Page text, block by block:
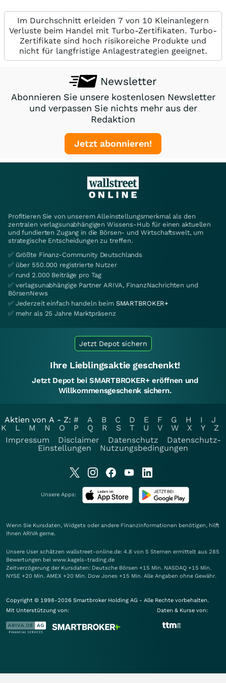
Im Durchschnitt erleiden 7 von 10 Kleinanlegern
Verluste beim Handel mit Turbo-Zertifikaten. Turbo-
Zertifikate sind hoch risikoreiche Produkte und
nicht für langfristige Anlagestrategien geeignet.
Newsletter
Abonnieren Sie unsere kostenlosen Newsletter
und verpassen Sie nichts mehr aus der
Redaktion
Jetzt abonnieren!
Profitieren Sie von unserem Alleinstellungsmerkmal als den
zentralen verlagsunabhängigen Wissens-Hub für einen aktuellen
und fundierten Zugang in die Börsen- und Wirtschaftswelt, um
strategische Entscheidungen zu treffen.
✅ Größte Finanz-Community Deutschlands
✅ über 550.000 registrierte Nutzer
✅ rund 2.000 Beiträge pro Tag
✅ verlagsunabhängige Partner ARIVA, FinanzNachrichten und
BörsenNews
✅ Jederzeit einfach handeln beim SMARTBROKER+
✅ mehr als 25 Jahre Marktpräsenz
Jetzt Depot sichern
Ihre Lieblingsaktie geschenkt!
Jetzt Depot bei SMARTBROKER+ eröffnen und
Willkommensgeschenk sichern.
Aktien von A - Z: # A B C D E F G H I
J
K
L M N O P Q R S T U V W X Y
Z
Impressum
Disclaimer Datenschutz
Datenschutz-
Einstellungen
Nutzungsbedingungen
Unsere Apps:
Wenn Sie Kursdaten, Widgets oder andere Finanzinformationen benötigen, hilft
Ihnen ARIVA gerne.
Unsere User schätzen wallstreet-online.de: 4.8 von 5 Sternen ermittelt aus 285
Bewertungen bei www.kagels-trading.de
Zeitverzögerung der Kursdaten: Deutsche Börsen +15 Min. NASDAQ +15 Min.
NYSE +20 Min. AMEX +20 Min. Dow Jones +15 Min. Alle Angaben ohne Gewähr.
Copyright © 1998-2026 Smartbroker Holding AG - Alle Rechte vorbehalten.
Mit Unterstützung von:
Daten & Kurse von: